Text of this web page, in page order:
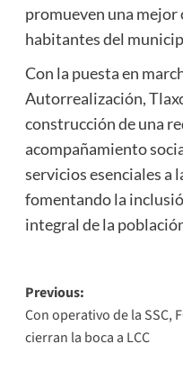
promueven una mejor
habitantes del
Con la puesta en
Autorrealización,
construcción de una
acompañamiento
servicios esenciales a
fomentando la
integral de la
Post
navigation
Previous:
Con operativo de la SSC,
cierran la boca a LCC